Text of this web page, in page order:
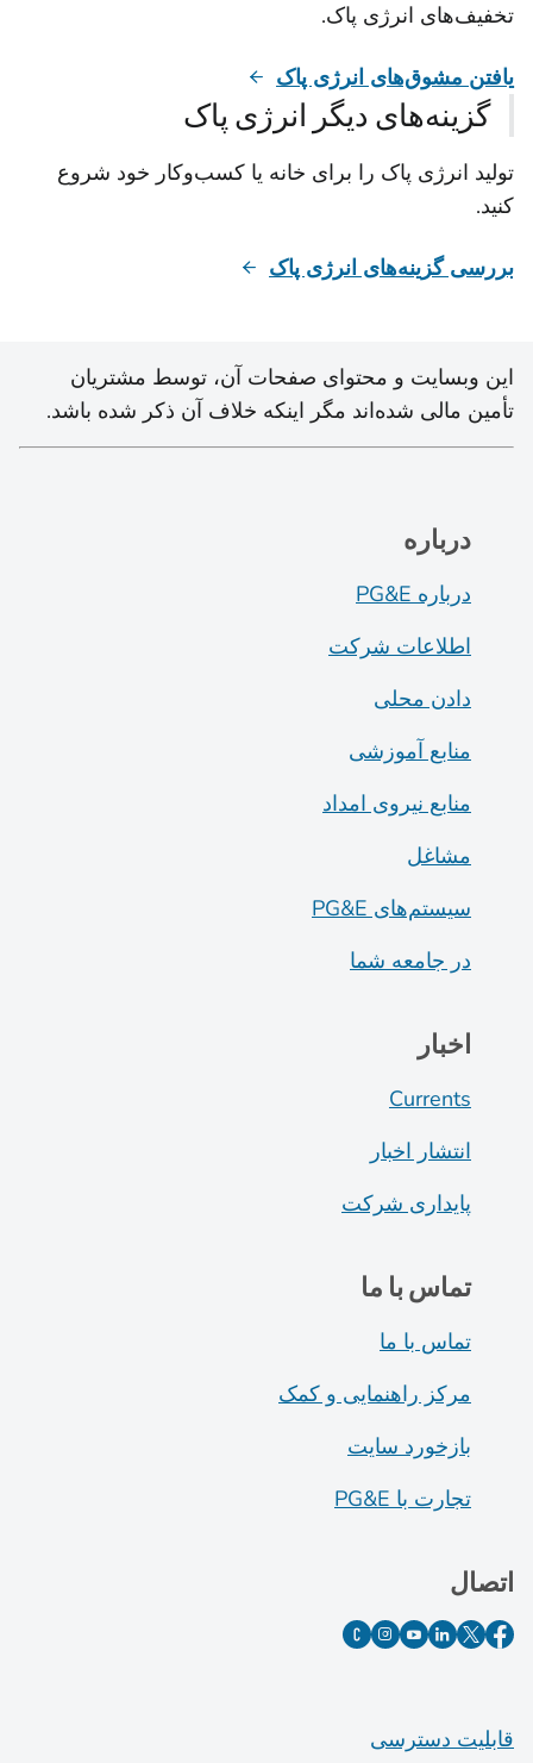
تخفیف‌های انرژی پاک.
یافتن مشوق‌های انرژی پاک
گزینه‌های دیگر انرژی پاک
تولید انرژی پاک را برای خانه یا کسب‌وکار خود شروع
کنید.
بررسی گزینه‌های انرژی پاک
این وبسایت و محتوای صفحات آن، توسط مشتریان
تأمین مالی شده‌اند مگر اینکه خلاف آن ذکر شده باشد.
درباره
درباره PG&E
اطلاعات شرکت
دادن محلی
منابع آموزشی
منابع نیروی امداد
مشاغل
سیستم‌های PG&E
در جامعه شما
اخبار
Currents
انتشار اخبار
پایداری شرکت
تماس با ما
تماس با ما
مرکز راهنمایی و کمک
بازخورد سایت
تجارت با PG&E
اتصال
قابلیت دسترسی